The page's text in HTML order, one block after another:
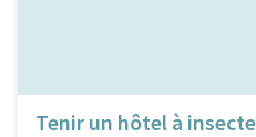
Tenir un hôtel à